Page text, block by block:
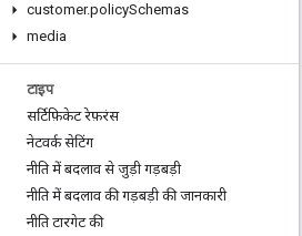
customer.policySchemas
media
टाइप
सर्टिफ़िकेट रेफ़रंस
नेटवर्क सेटिंग
नीति में बदलाव से जुड़ी गड़बड़ी
नीति में बदलाव की गड़बड़ी की जानकारी
नीति टारगेट की